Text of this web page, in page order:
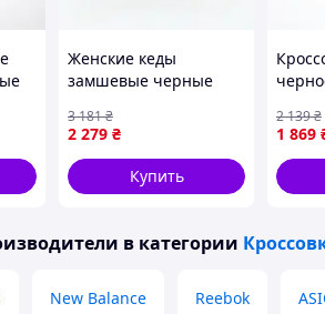
Женские кеды
замшевые черные
демисезонные
базовые Seli Жіночі
кеди замшеві чорні
однотонні демісезонні
2 279 ₴
3 181₴
Купить
Seli
1 869
2 139₴
в категории
New Balance Reebok